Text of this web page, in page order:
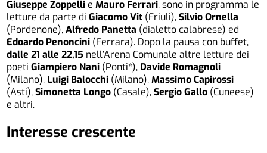
Giuseppe Zoppelli eMauro Ferrari, sono in programma le
letture da parte di Giacomo Vit (Friuli),Silvio Ornella
(Pordenone),Alfredo Panetta (dialetto calabrese) ed
Edoardo Penoncini (Ferrara). Dopo la pausa con buffet,
dalle 21 alle 22,15 nell’Arena Comunale altre letture dei
poetiGiampiero Nani (Ponti*), Davide Romagnoli
(Milano), Luigi Balocchi (Milano),Massimo Capirossi
(Asti),Simonetta Longo (Casale),Sergio Gallo (Cuneese)
e altri.
Interesse crescente